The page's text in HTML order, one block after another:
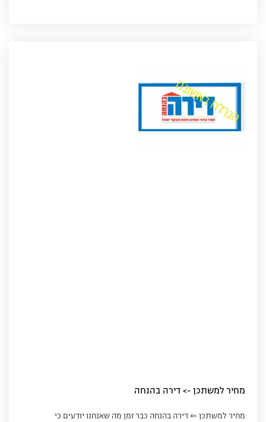
מחיר למשתכן -> דירה בהנחה
מחיר למשתכן ⇐ דירה בהנחה כבר זמן מה שאנחנו יודעים כי